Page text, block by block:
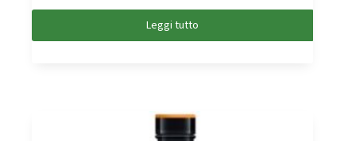
Leggi tutto